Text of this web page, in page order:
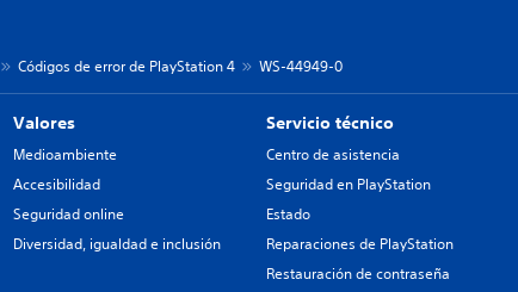
Códigos de error de PlayStation 4 WS-44949-0
Valores
Medioambiente
Accesibilidad
Seguridad online
Diversidad, igualdad e inclusión
Servicio técnico
Centro de asistencia
Seguridad en PlayStation
Estado
Reparaciones de PlayStation
Restauración de contraseña